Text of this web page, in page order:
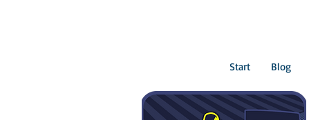
Start Blog